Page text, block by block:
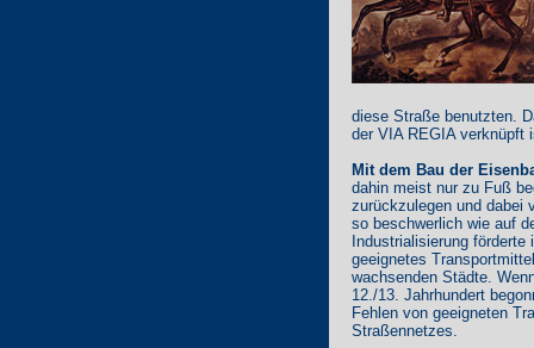
diese Straße benutzten.
der VIA REGIA verknüpft
Mit dem Bau der
dahin meist nur zu Fuß
zurückzulegen und dabei
so beschwerlich wie auf
Industrialisierung förderte
geeignetes
wachsenden Städte.
12./13. Jahrhundert
Fehlen von geeigneten
Straßennetzes.